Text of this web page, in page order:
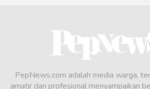
PepNews.com adalah media warga,
amatir dan profesional menyampaikan